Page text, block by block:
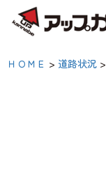
積雪ア
プか
市・
キャ
夏のスキー場も
神鍋高原アク
ＨＯＭＥ > 道路状況 >